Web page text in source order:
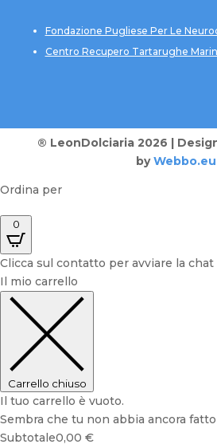
Fondazione Pugliese Per Le
Centro Recupero Tartarughe
® LeonDolciaria 2026 |
by Webbo.eu
Ordina per
0
Clicca sul contatto per avviare la chat
Il mio carrello
Carrello chiuso
Il tuo carrello è vuoto.
Sembra che tu non abbia ancora
Subtotale0,00 €